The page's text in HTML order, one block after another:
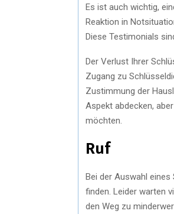
Es ist auch wichtig,
Reaktion in
Diese Testimonials
Der Verlust Ihrer
Zugang zu
Zustimmung der
Aspekt abdecken,
möchten.
Ruf
Bei der Auswahl
finden. Leider warten
den Weg zu